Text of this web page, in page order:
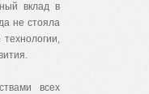
вклад в
не стояла
всех